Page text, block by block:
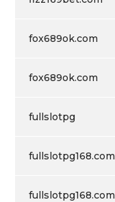
fox689ok.com
fox689ok.com
fullslotpg
fullslotpg168.com
fullslotpg168.com